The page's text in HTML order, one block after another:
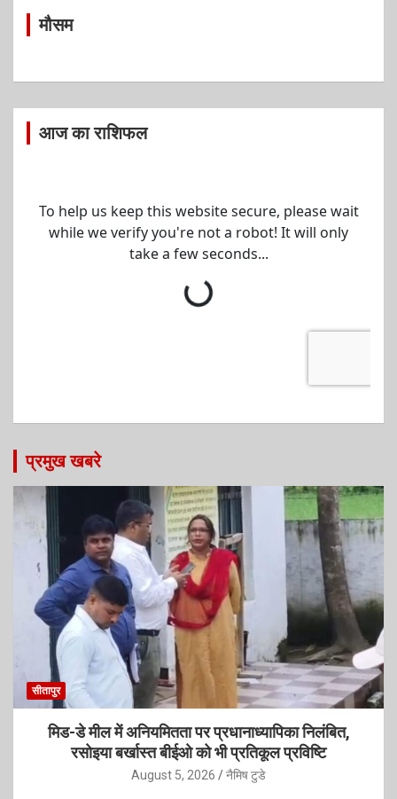
मौसम
आज का राशिफल
प्रमुख खबरे
सीतापुर
मिड-डे मील में अनियमितता पर प्रधानाध्यापिका निलंबित,
रसोइया बर्खास्त बीईओ को भी प्रतिकूल प्रविष्टि
August 5, 2026 नैमिष टुडे